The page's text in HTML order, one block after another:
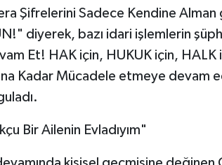
Şifrelerini Sadece Kendine Alman
diyerek, bazı idari işlemlerin
Et! HAK için, HUKUK için, HALK
Kadar Mücadele etmeye devam
Bir Ailenin Evladıyım"